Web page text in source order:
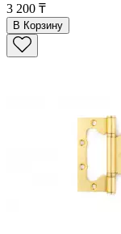
3 200 ₸
В Корзину